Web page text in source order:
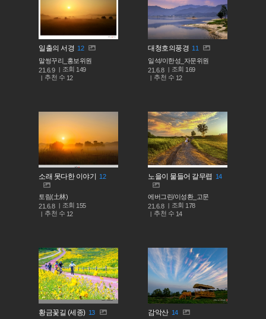
일출의 서경 12
말썽꾸리_홍보위원
21.6.9
조회 149
추천 수 12
대청호의풍경 11
일석/이한성_자문위원
21.6.8
조회 169
추천 수 12
소래 못다한 이야기 12
토림(土林)
21.6.8
조회 155
추천 수 12
노을이 물들어 갈무렵 14
에버그린/이성환_고문
21.6.8
조회 178
추천 수 14
황금꽃길 (세종) 13
감악산 14